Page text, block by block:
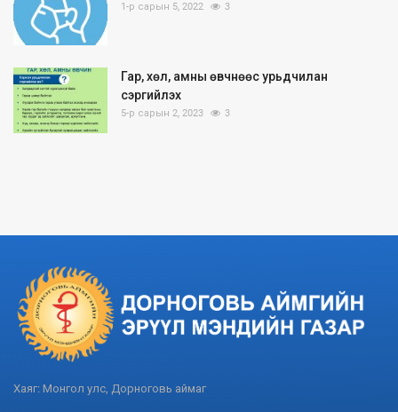
1-р сарын 5, 2022 3
Гар, хөл, амны өвчнөөс урьдчилан
сэргийлэх
5-р сарын 2, 2023 3
Хаяг: Монгол улс, Дорноговь аймаг